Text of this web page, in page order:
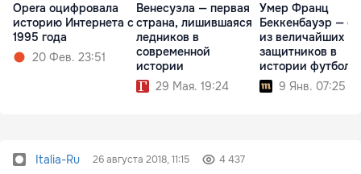
Opera оцифровала
историю Интернета с
1995 года
20 Фев. 23:51
Венесуэла — первая
страна, лишившаяся
ледников в
современной
истории
29 Мая. 19:24
Умер Франц
Беккенбауэр —
из величайших
защитников в
истории футбола
9 Янв. 07:25
Italia-Ru 26 августа 2018, 11:15 4 437